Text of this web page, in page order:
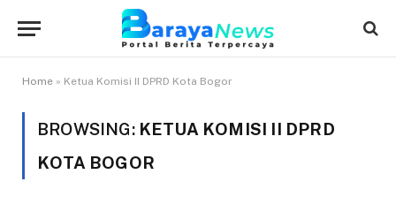
Home » Ketua Komisi II DPRD Kota Bogor
BROWSING: KETUA KOMISI II DPRD
KOTA BOGOR